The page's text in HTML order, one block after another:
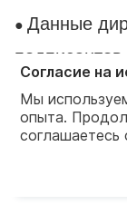
● Данные
подписантов
●Уставной
долларов
США (100-
Источник
Согласие на
Мы
опыта.
соглашаетесь